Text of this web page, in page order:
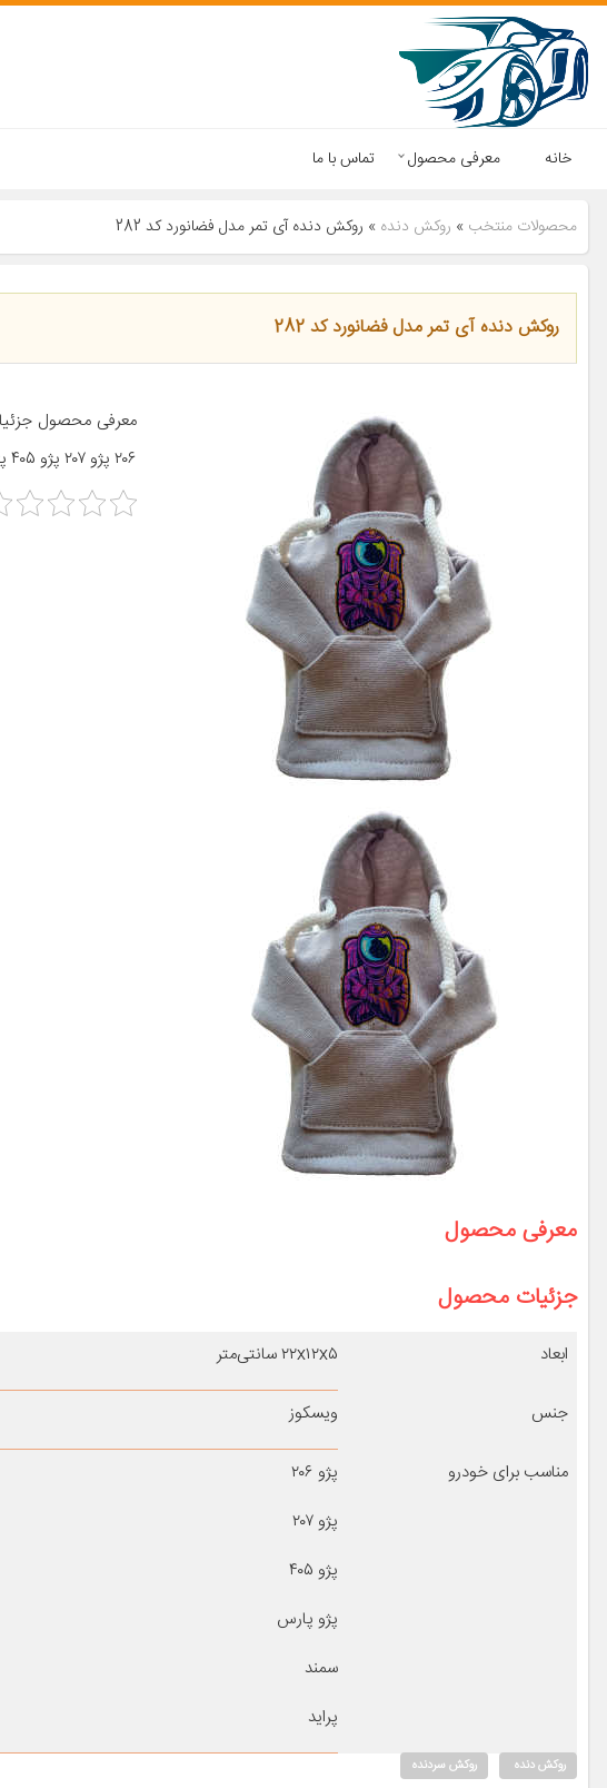
خانه معرفی محصول تماس با ما
محصولات منتخب » روکش دنده » روکش دنده آی تمر مدل فضانورد کد 282
روکش دنده آی تمر مدل فضانورد کد 282
۲۰۶ پژو ۲۰۷ پژو ۴۰۵ پژو پارس […]
معرفی محصول
جزئیات محصول
ابعاد ۲۲x۱۲x۵ سانتی‌متر
جنس ویسکوز
مناسب برای خودرو
پژو ۲۰۶
پژو ۲۰۷
پژو ۴۰۵
پژو پارس
سمند
پراید
روکش دنده روکش سردنده